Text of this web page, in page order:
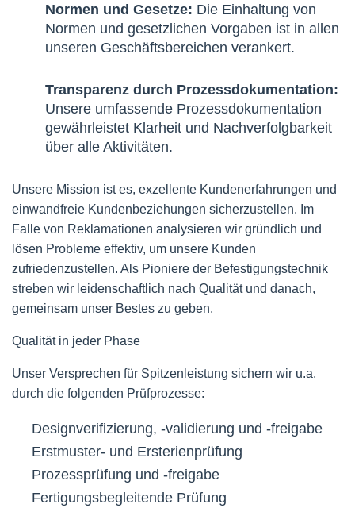
Normen und Gesetze: Die Einhaltung von
Normen und gesetzlichen Vorgaben ist in allen
unseren Geschäftsbereichen verankert.
Transparenz durch Prozessdokumentation:
Unsere umfassende Prozessdokumentation
gewährleistet Klarheit und Nachverfolgbarkeit
über alle Aktivitäten.
Unsere Mission ist es, exzellente Kundenerfahrungen und
einwandfreie Kundenbeziehungen sicherzustellen. Im
Falle von Reklamationen analysieren wir gründlich und
lösen Probleme effektiv, um unsere Kunden
zufriedenzustellen. Als Pioniere der Befestigungstechnik
streben wir leidenschaftlich nach Qualität und danach,
gemeinsam unser Bestes zu geben.
Qualität in jeder Phase
Unser Versprechen für Spitzenleistung sichern wir u.a.
durch die folgenden Prüfprozesse:
Designverifizierung, -validierung und -freigabe
Erstmuster- und Ersterienprüfung
Prozessprüfung und -freigabe
Fertigungsbegleitende Prüfung